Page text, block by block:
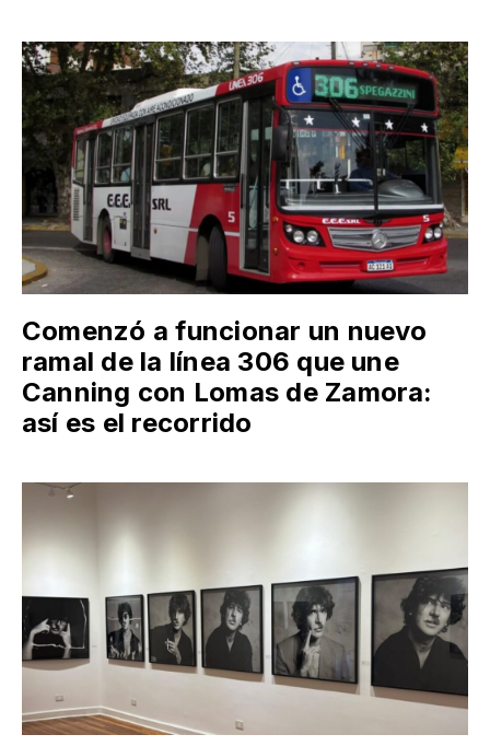
Comenzó a funcionar un nuevo
ramal de la línea 306 que une
Canning con Lomas de Zamora:
así es el recorrido